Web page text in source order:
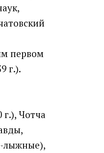
первом
г.).
г.), Чотча
лыжные),